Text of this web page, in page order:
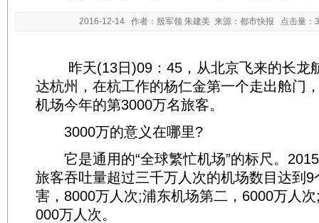
2016-12-14 作者：殷军领 朱建美 来源：都市快报 点击量：
昨天(13日)09：45，从北京飞来的长龙
达杭州，在杭工作的杨仁金第一个走出舱门
机场今年的第3000万名旅客。
3000万的意义在哪里?
它是通用的“全球繁忙机场”的标尺。
旅客吞吐量超过三千万人次的机场数目达到
害，8000万人次;浦东机场第二，6000万人
000万人次。